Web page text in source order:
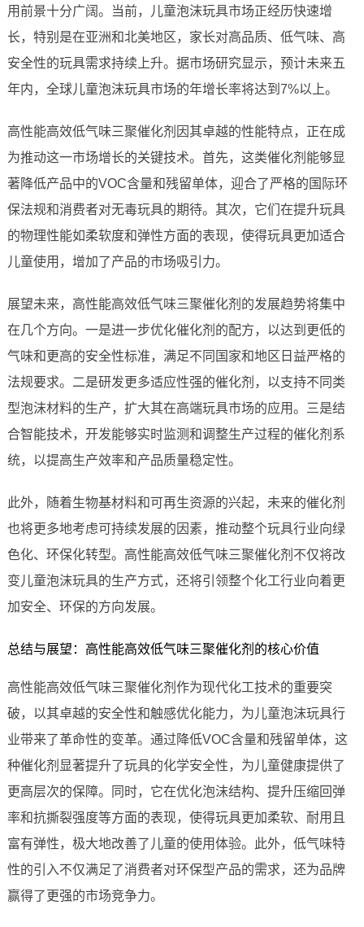
用前景十分广阔。当前，儿童泡沫玩具市场正经历快速增
长，特别是在亚洲和北美地区，家长对高品质、低气味、高
安全性的玩具需求持续上升。据市场研究显示，预计未来五
年内，全球儿童泡沫玩具市场的年增长率将达到7%以上。
高性能高效低气味三聚催化剂因其卓越的性能特点，正在成
为推动这一市场增长的关键技术。首先，这类催化剂能够显
著降低产品中的VOC含量和残留单体，迎合了严格的国际环
保法规和消费者对无毒玩具的期待。其次，它们在提升玩具
的物理性能如柔软度和弹性方面的表现，使得玩具更加适合
儿童使用，增加了产品的市场吸引力。
展望未来，高性能高效低气味三聚催化剂的发展趋势将集中
在几个方向。一是进一步优化催化剂的配方，以达到更低的
气味和更高的安全性标准，满足不同国家和地区日益严格的
法规要求。二是研发更多适应性强的催化剂，以支持不同类
型泡沫材料的生产，扩大其在高端玩具市场的应用。三是结
合智能技术，开发能够实时监测和调整生产过程的催化剂系
统，以提高生产效率和产品质量稳定性。
此外，随着生物基材料和可再生资源的兴起，未来的催化剂
也将更多地考虑可持续发展的因素，推动整个玩具行业向绿
色化、环保化转型。高性能高效低气味三聚催化剂不仅将改
变儿童泡沫玩具的生产方式，还将引领整个化工行业向着更
加安全、环保的方向发展。
总结与展望：高性能高效低气味三聚催化剂的核心价值
高性能高效低气味三聚催化剂作为现代化工技术的重要突
破，以其卓越的安全性和触感优化能力，为儿童泡沫玩具行
业带来了革命性的变革。通过降低VOC含量和残留单体，这
种催化剂显著提升了玩具的化学安全性，为儿童健康提供了
更高层次的保障。同时，它在优化泡沫结构、提升压缩回弹
率和抗撕裂强度等方面的表现，使得玩具更加柔软、耐用且
富有弹性，极大地改善了儿童的使用体验。此外，低气味特
性的引入不仅满足了消费者对环保型产品的需求，还为品牌
赢得了更强的市场竞争力。